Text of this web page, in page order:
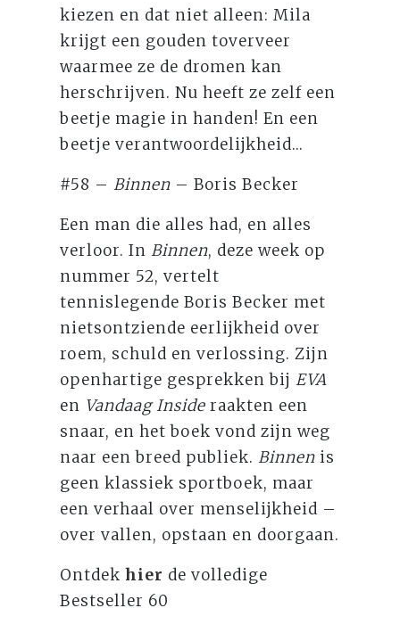
kiezen en dat niet alleen: Mila
krijgt een gouden toverveer
waarmee ze de dromen kan
herschrijven. Nu heeft ze zelf een
beetje magie in handen! En een
beetje verantwoordelijkheid...
#58 –Binnen – Boris Becker
Een man die alles had, en alles
verloor. InBinnen, deze week op
nummer 52, vertelt
tennislegende Boris Becker met
nietsontziende eerlijkheid over
roem, schuld en verlossing. Zijn
openhartige gesprekken bijEVA
en Vandaag Inside raakten een
snaar, en het boek vond zijn weg
naar een breed publiek.Binnen is
geen klassiek sportboek, maar
een verhaal over menselijkheid –
over vallen, opstaan en doorgaan.
Ontdekhier de volledige
Bestseller 60